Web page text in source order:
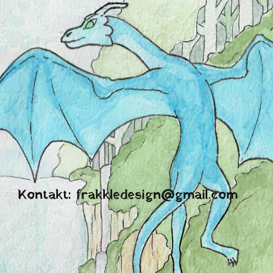
Kontakt: frakkledesign@gmail.com